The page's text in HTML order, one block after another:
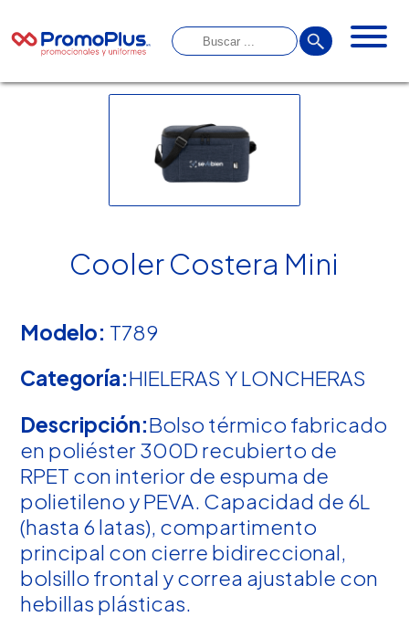
Cooler Costera Mini
Modelo: T789
Categoría:HIELERAS Y LONCHERAS
Descripción:Bolso térmico fabricado
en poliéster 300D recubierto de
RPET con interior de espuma de
polietileno y PEVA. Capacidad de 6L
(hasta 6 latas), compartimento
principal con cierre bidireccional,
bolsillo frontal y correa ajustable con
hebillas plásticas.